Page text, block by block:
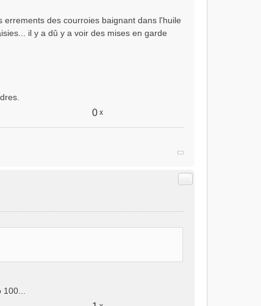
des courroies baignant dans l'huile
il y a dû y a voir des mises en garde
0 x
Citer